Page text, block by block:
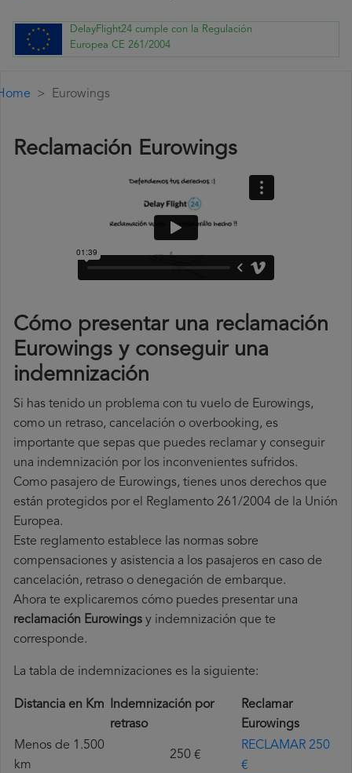
DelayFlight24 cumple con la Regulación
Europea CE 261/2004
Eurowings
Reclamación Eurowings
Cómo presentar una reclamación
Eurowings y conseguir una
indemnización
Si has tenido un problema con tu vuelo de Eurowings,
como un retraso, cancelación o overbooking, es
importante que sepas que puedes reclamar y conseguir
una indemnización por los inconvenientes sufridos.
Como pasajero de Eurowings, tienes unos derechos que
están protegidos por el Reglamento 261/2004 de la Unión
Europea.
Este reglamento establece las normas sobre
compensaciones y asistencia a los pasajeros en caso de
cancelación, retraso o denegación de embarque.
Ahora te explicaremos cómo puedes presentar una
reclamación Eurowings y indemnización que te
corresponde.
La tabla de indemnizaciones es la siguiente:
Distancia en Km Indemnización por
retraso
Reclamar
Eurowings
Menos de 1.500
km
250 €
RECLAMAR 250
€